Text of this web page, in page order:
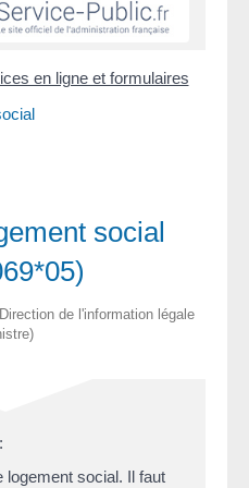
en ligne et formulaires
social
de l'information légale
logement social. Il faut